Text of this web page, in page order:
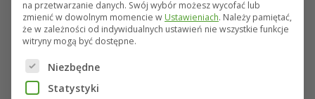
na przetwarzanie danych. Swój wybór możesz wycofać lub
zmienić w dowolnym momencie w Ustawieniach. Należy pamiętać,
że w zależności od indywidualnych ustawień nie wszystkie funkcje
witryny mogą być dostępne.
Poniżej znajduje się lista grup usług, dla których
Niezbędne
Statystyki